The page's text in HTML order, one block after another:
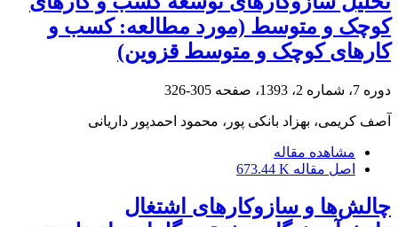
کوچک و متوسط (مورد مطالعه: کسب و
کارهای کوچک و متوسط قزوین)
دوره 7، شماره 2، 1393، صفحه 305-326
آصف کریمی، بهزاد بانکی پور، محمود احمدپور داریانی
مشاهده مقاله
اصل مقاله 673.44 K
چالش‌ها و سازوکارهای اشتغال